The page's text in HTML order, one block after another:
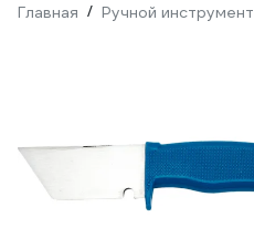
Главная / Ручной инструмент